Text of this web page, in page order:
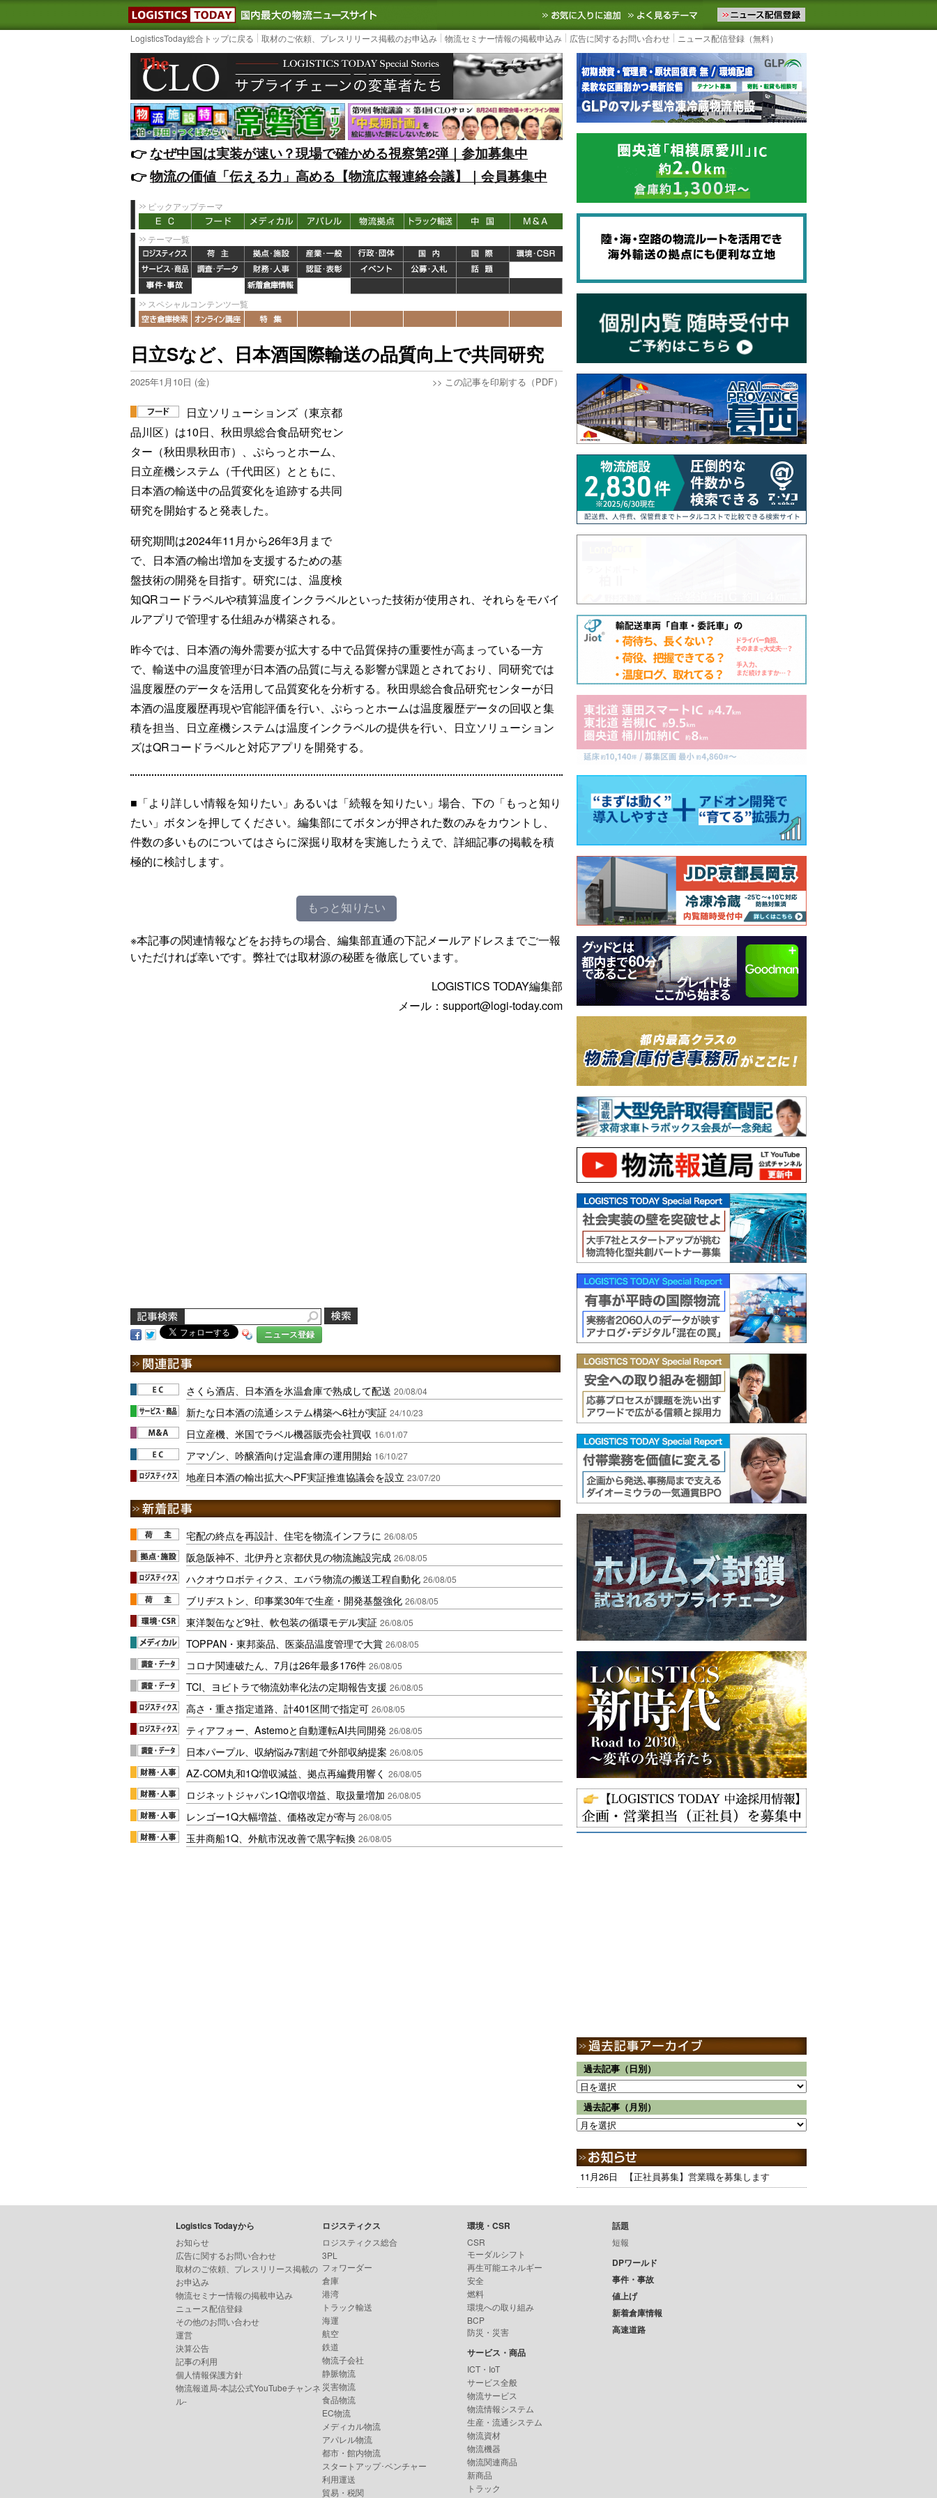
LOGISTICS TODAY｜国内最大の物流ニュースサイト3PL, SCMなど国内外の最新の物流ニュースをお届けします。物流ニュースメール配信を登録す
お気に入りに追加 よく見るテーマ
LogisticsToday総合トップに戻る 取材のご依頼、プレスリリース掲載のお申込み 物流セミナー情報の掲載申込み 広告に関するお問い合わせ ニュース配信登録（無料）
👉️なぜ中国は実装が速い？現場で確かめる視察第2弾｜参加募集中
👉️物流の価値「伝える力」高める【物流広報連絡会議】｜会員募集中
ピックアップテーマ
テーマ一覧
スペシャルコンテンツ一覧
日立Sなど、日本酒国際輸送の品質向上で共同研究
2025年1月10日 (金) >> この記事を印刷する（PDF）
日立ソリューションズ（東京都
品川区）は10日、秋田県総合食品研究セン
ター（秋田県秋田市）、ぷらっとホーム、
日立産機システム（千代田区）とともに、
日本酒の輸送中の品質変化を追跡する共同
研究を開始すると発表した。
研究期間は2024年11月から26年3月まで
で、日本酒の輸出増加を支援するための基
盤技術の開発を目指す。研究には、温度検
知QRコードラベルや積算温度インクラベルといった技術が使用され、それらをモバイ
ルアプリで管理する仕組みが構築される。
昨今では、日本酒の海外需要が拡大する中で品質保持の重要性が高まっている一方
で、輸送中の温度管理が日本酒の品質に与える影響が課題とされており、同研究では
温度履歴のデータを活用して品質変化を分析する。秋田県総合食品研究センターが日
本酒の温度履歴再現や官能評価を行い、ぷらっとホームは温度履歴データの回収と集
積を担当、日立産機システムは温度インクラベルの提供を行い、日立ソリューション
ズはQRコードラベルと対応アプリを開発する。
■「より詳しい情報を知りたい」あるいは「続報を知りたい」場合、下の「もっと知り
たい」ボタンを押してください。編集部にてボタンが押された数のみをカウントし、
件数の多いものについてはさらに深掘り取材を実施したうえで、詳細記事の掲載を積
極的に検討します。
もっと知りたい
※本記事の関連情報などをお持ちの場合、編集部直通の下記メールアドレスまでご一報
いただければ幸いです。弊社では取材源の秘匿を徹底しています。
LOGISTICS TODAY編集部
メール：support@logi-today.com
ニュース登録
さくら酒店、日本酒を氷温倉庫で熟成して配送 20/08/04
新たな日本酒の流通システム構築へ6社が実証 24/10/23
日立産機、米国でラベル機器販売会社買収 16/01/07
アマゾン、吟醸酒向け定温倉庫の運用開始 16/10/27
地産日本酒の輸出拡大へPF実証推進協議会を設立 23/07/20
宅配の終点を再設計、住宅を物流インフラに 26/08/05
阪急阪神不、北伊丹と京都伏見の物流施設完成 26/08/05
ハクオウロボティクス、エバラ物流の搬送工程自動化 26/08/05
ブリヂストン、印事業30年で生産・開発基盤強化 26/08/05
東洋製缶など9社、軟包装の循環モデル実証 26/08/05
TOPPAN・東邦薬品、医薬品温度管理で大賞 26/08/05
コロナ関連破たん、7月は26年最多176件 26/08/05
TCI、ヨビトラで物流効率化法の定期報告支援 26/08/05
高さ・重さ指定道路、計401区間で指定可 26/08/05
ティアフォー、Astemoと自動運転AI共同開発 26/08/05
日本パープル、収納悩み7割超で外部収納提案 26/08/05
AZ-COM丸和1Q増収減益、拠点再編費用響く 26/08/05
ロジネットジャパン1Q増収増益、取扱量増加 26/08/05
レンゴー1Q大幅増益、価格改定が寄与 26/08/05
玉井商船1Q、外航市況改善で黒字転換 26/08/05
過去記事（日別）
過去記事（月別）
11月26日 【正社員募集】営業職を募集します
Logistics Todayから
お知らせ
広告に関するお問い合わせ
取材のご依頼、プレスリリース掲載の
お申込み
物流セミナー情報の掲載申込み
ニュース配信登録
その他のお問い合わせ
運営
決算公告
記事の利用
個人情報保護方針
物流報道局-本誌公式YouTubeチャンネ
ル-
ロジスティクス
ロジスティクス総合
3PL
フォワーダー
倉庫
港湾
トラック輸送
海運
航空
鉄道
物流子会社
静脈物流
災害物流
食品物流
EC物流
メディカル物流
アパレル物流
都市・館内物流
スタートアップ･ベンチャー
利用運送
貿易・税関
環境・CSR
CSR
モーダルシフト
再生可能エネルギー
安全
燃料
環境への取り組み
BCP
防災・災害
サービス・商品
ICT・IoT
サービス全般
物流サービス
物流情報システム
生産・流通システム
物流資材
物流機器
物流関連商品
新商品
トラック
話題
短報
DPワールド
事件・事故
値上げ
新着倉庫情報
高速道路